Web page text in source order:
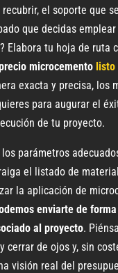
el soporte que
que decidas
Elabora tu hoja de ruta
microcemento
exacta y precisa, los
para augurar el
de tu proyecto.
parámetros
el listado de
la aplicación de
enviarte de
al proyecto.
cerrar de ojos y, sin
visión real del